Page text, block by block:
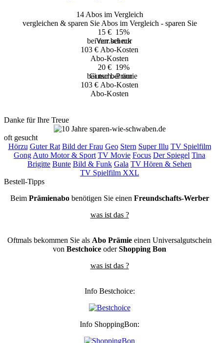
14Abos im Vergleich
vergleichen & sparen SieAbos im Vergleich - sparen Sie
15 € 15%
Verr.scheck
bei nurbei nur
103 € Abo-Kosten
Abo-Kosten
20 € 19%
Gutsch.-Prämie
bei nurbei nur
103 € Abo-Kosten
Abo-Kosten
Danke für Ihre Treue
oft gesucht
Hörzu Guter Rat Bild der Frau Geo Stern Super Illu TV Spielfilm
Gong Auto Motor & Sport TV Movie Focus Der Spiegel Tina
Brigitte Bunte Bild & Funk Gala TV Hören & Sehen
TV Spielfilm XXL
Bestell-Tipps
Beim Prämienabobenötigen Sie einen Freundschafts-Werber
was ist das ?
Oftmals bekommen Sie als Abo Prämie einen Universalgutschein
von Bestchoice oderShopping Bon
was ist das ?
Info Bestchoice:
Info ShoppingBon: